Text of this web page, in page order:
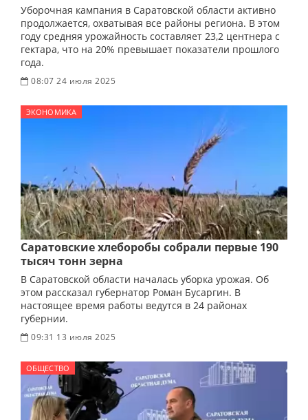
Уборочная кампания в Саратовской области активно
продолжается, охватывая все районы региона. В этом
году средняя урожайность составляет 23,2 центнера с
гектара, что на 20% превышает показатели прошлого
года.
08:07 24 июля 2025
ЭКОНОМИКА
Саратовские хлеборобы собрали первые 190
тысяч тонн зерна
В Саратовской области началась уборка урожая. Об
этом рассказал губернатор Роман Бусаргин. В
настоящее время работы ведутся в 24 районах
губернии.
09:31 13 июля 2025
ОБЩЕСТВО